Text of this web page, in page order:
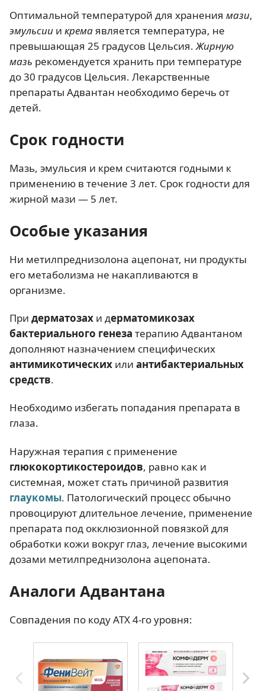
Оптимальной температурой для хранения мази,
эмульсии и кремаявляется температура, не
превышающая 25 градусов Цельсия.Жирную
мазь рекомендуется хранить при температуре
до 30 градусов Цельсия. Лекарственные
препараты Адвантан необходимо беречь от
детей.
Срок годности
Мазь, эмульсия и крем считаются годными к
применению в течение 3 лет. Срок годности для
жирной мази — 5 лет.
Особые указания
Ни метилпреднизолона ацепонат, ни продукты
его метаболизма не накапливаются в
организме.
При дерматозах и дерматомикозах
бактериального генеза терапию Адвантаном
дополняют назначением специфических
антимикотических или антибактериальных
средств.
Необходимо избегать попадания препарата в
глаза.
Наружная терапия с применение
глюкокортикостероидов, равно как и
системная, может стать причиной развития
глаукомы. Патологический процесс обычно
провоцируют длительное лечение, применение
препарата под окклюзионной повязкой для
обработки кожи вокруг глаз, лечение высокими
дозами метилпреднизолона ацепоната.
Аналоги Адвантана
Совпадения по коду АТХ 4-го уровня: